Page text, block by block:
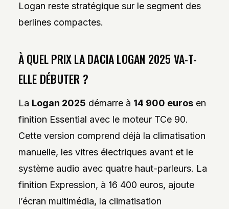
Logan reste stratégique sur le segment des
berlines compactes.
À QUEL PRIX LA DACIA LOGAN 2025 VA-T-
ELLE DÉBUTER ?
La Logan 2025 démarre à 14 900 eurosen
finition Essential avec le moteur TCe 90.
Cette version comprend déjà la climatisation
manuelle, les vitres électriques avant et le
système audio avec quatre haut-parleurs. La
finition Expression, à 16 400 euros, ajoute
l’écran multimédia, la climatisation